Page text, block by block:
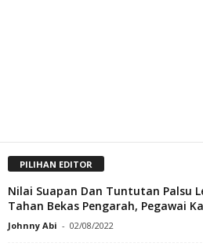
PILIHAN EDITOR
Nilai Suapan Dan Tuntutan Palsu
Tahan Bekas Pengarah, Pegawai
Johnny Abi - 02/08/2022